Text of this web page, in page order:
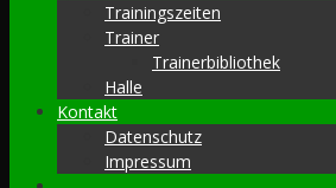
Trainingszeiten
Trainer
Trainerbibliothek
Halle
Kontakt
Datenschutz
Impressum